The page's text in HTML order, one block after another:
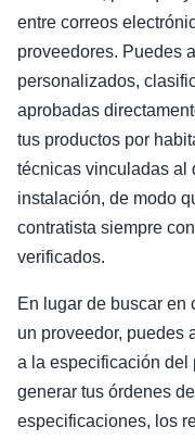
entre correos
proveedores. Puedes
personalizados,
aprobadas
tus productos por
técnicas vinculadas al
instalación, de modo
contratista siempre
verificados.
En lugar de buscar en
un proveedor, puedes
a la especificación del
generar tus órdenes
especificaciones, los